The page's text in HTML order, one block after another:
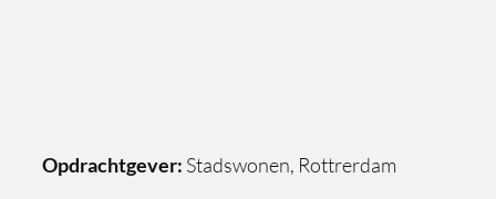
Opdrachtgever: Stadswonen, Rottrerdam